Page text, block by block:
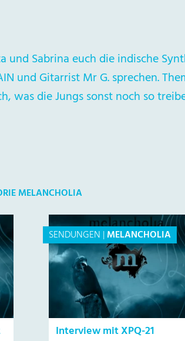
und Sabrina euch die indische
und Gitarrist Mr G. sprechen.
was die Jungs sonst noch so
MELANCHOLIA
SENDUNGEN |MELANCHOLIA
Interview mit XPQ-21